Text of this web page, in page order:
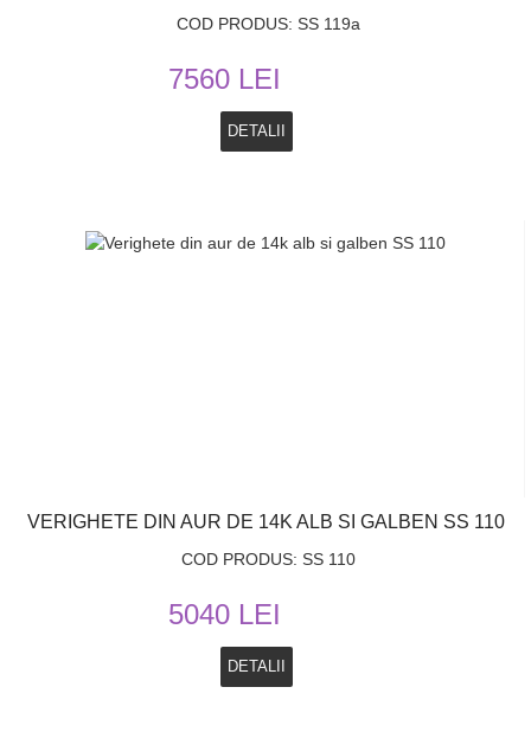
COD PRODUS: SS 119a
7560 LEI
DETALII
VERIGHETE DIN AUR DE 14K ALB SI GALBEN SS 110
COD PRODUS: SS 110
5040 LEI
DETALII